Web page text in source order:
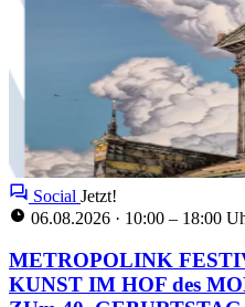
Social Jetzt!
06.08.2026 · 10:00 – 18:00
METROPOLINK
KUNST IM HOF des